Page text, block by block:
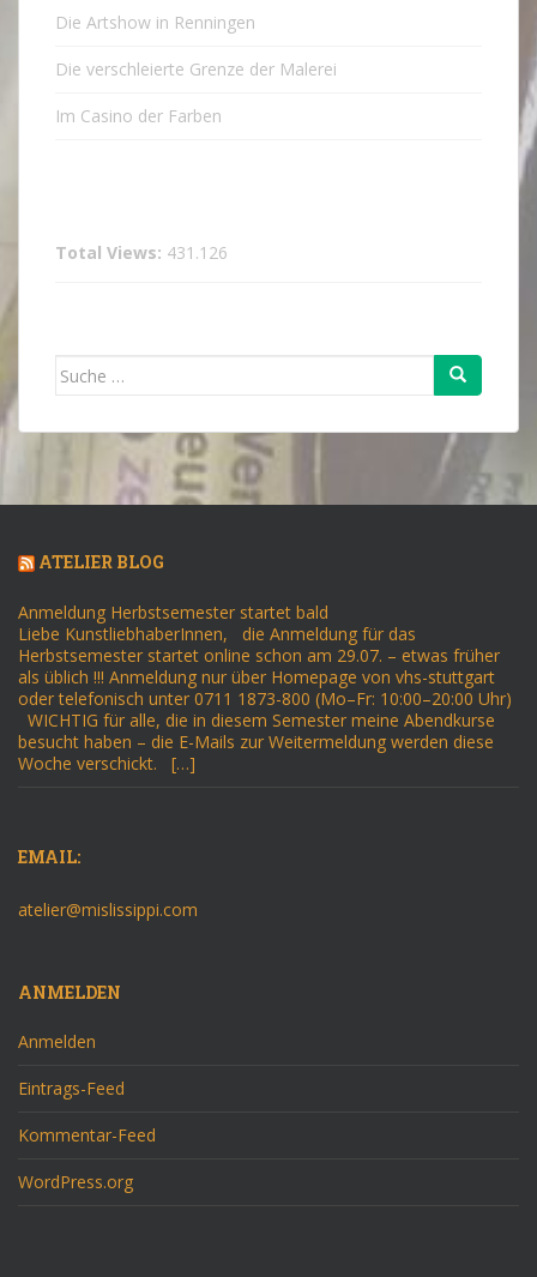
Die Artshow in Renningen
Die verschleierte Grenze der Malerei
Im Casino der Farben
Total Views: 431.126
Suche
ATELIER BLOG
Anmeldung Herbstsemester startet bald
Liebe KunstliebhaberInnen, die Anmeldung für das
Herbstsemester startet online schon am 29.07. – etwas früher
als üblich !!! Anmeldung nur über Homepage von vhs-stuttgart
oder telefonisch unter 0711 1873-800 (Mo–Fr: 10:00–20:00 Uhr)
WICHTIG für alle, die in diesem Semester meine Abendkurse
besucht haben – die E-Mails zur Weitermeldung werden diese
Woche verschickt. […]
EMAIL:
atelier@mislissippi.com
ANMELDEN
Anmelden
Eintrags-Feed
Kommentar-Feed
WordPress.org